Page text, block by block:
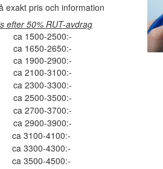
exakt pris och information
efter 50% RUT-avdrag
ca 1500-2500:-
ca 1650-2650:-
ca 1900-2900:-
ca 2100-3100:-
ca 2300-3300:-
ca 2500-3500:-
ca 2700-3700:-
ca 2900-3900:-
ca 3100-4100:-
ca 3300-4300:-
ca 3500-4500:-